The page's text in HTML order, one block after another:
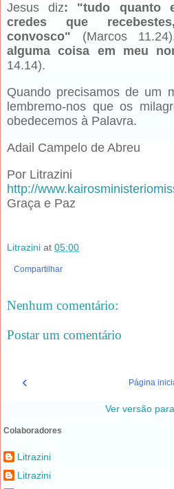
Jesus diz: "tudo quanto
credes que
convosco" (Marcos
alguma coisa em meu
14.14).
Quando precisamos de um
lembremo-nos que os
obedecemos à Palavra.
Adail Campelo de Abreu
Por Litrazini
http://
Graça e Paz
Litrazini at 05:00
Compartilhar
Nenhum comentário:
Postar um comentário
‹ Página
Ver versão
Colaboradores
Litrazini
Litrazini